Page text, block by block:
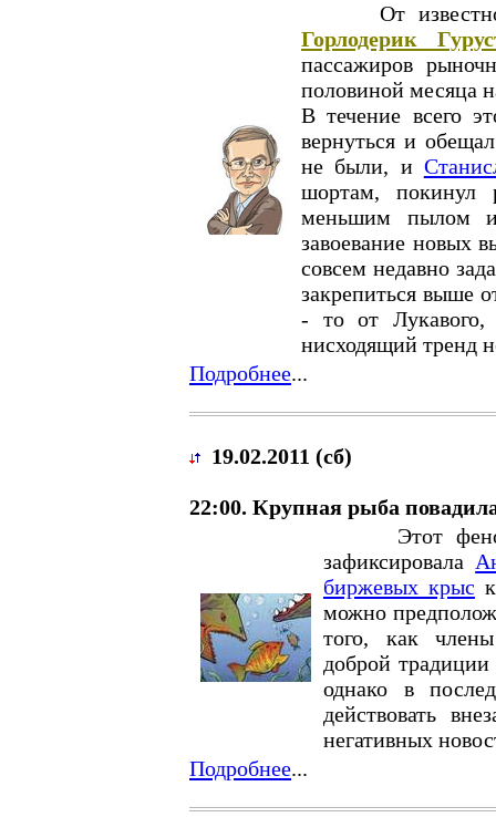
От
Горлодерик
пассажиров
половиной месяца
В течение всего
вернуться и
не были, и
шортам, покинул
меньшим пылом
завоевание новых
совсем недавно
закрепиться выше
- то от
нисходящий тренд
Подробнее...
19.02.2011 (сб)
22:00. Крупная рыба
Этот
зафиксировала
биржевых крыс
можно
того, как
доброй
однако в
действовать
негативных
Подробнее...